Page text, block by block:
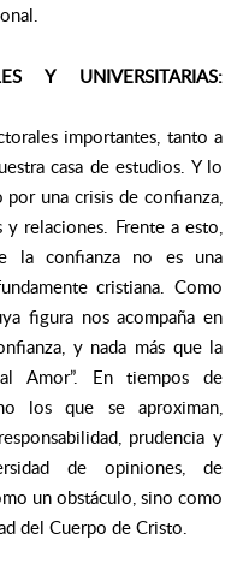
Y UNIVERSITARIAS:
importantes, tanto a
casa de estudios. Y lo
una crisis de confianza,
relaciones. Frente a esto,
la confianza no es una
cristiana. Como
figura nos acompaña en
y nada más que la
Amor”. En tiempos de
los que se aproximan,
prudencia y
de opiniones, de
un obstáculo, sino como
del Cuerpo de Cristo.